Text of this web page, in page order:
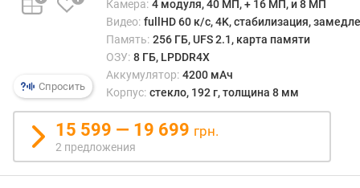
на
а
н
и
я
п
о
к
Спросить
Камера: 4 модуля, 40 МП, + 16 МП, и 8 МП
Видео: fullHD 60 к/с, 4K, стабилизация,
Память: 256 ГБ, UFS 2.1, карта памяти
ОЗУ: 8 ГБ, LPDDR4X
Аккумулятор: 4200 мАч
Корпус: стекло, 192 г, толщина 8 мм
15 599 — 19 699 грн.
2 предложения